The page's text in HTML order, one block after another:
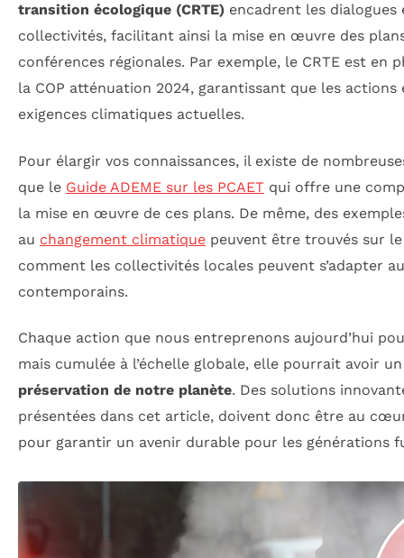
transition écologique (CRTE) encadrent les dialogues
collectivités, facilitant ainsi la mise en œuvre des
conférences régionales. Par exemple, le CRTE est en
la COP atténuation 2024, garantissant que les
exigences climatiques actuelles.
Pour élargir vos connaissances, il existe de
que le Guide ADEME sur les PCAET qui offre une
la mise en œuvre de ces plans. De même, des
au changement climatique peuvent être trouvés sur
comment les collectivités locales peuvent s’adapter
contemporains.
Chaque action que nous entreprenons aujourd’hui
mais cumulée à l’échelle globale, elle pourrait avoir
préservation de notre planète. Des solutions
présentées dans cet article, doivent donc être au
pour garantir un avenir durable pour les générations